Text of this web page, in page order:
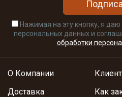
Нажимая на эту кнопку, я даю
персональных данных и
обработки
О Компании
Доставка
Как